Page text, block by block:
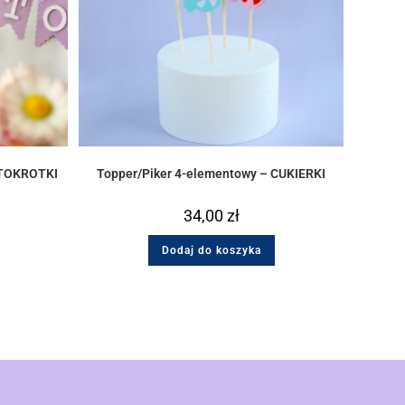
Topper/Piker 4-elementowy – CUKIERKI
34,00zł
Dodaj do koszyka